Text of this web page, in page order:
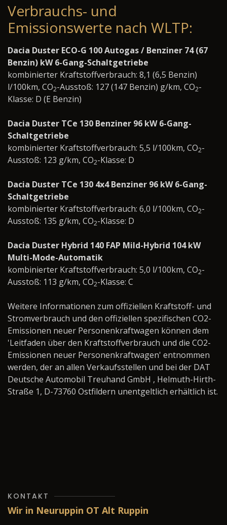
Verbrauchs- und
Emissionswerte nach WLTP:
Dacia Duster ECO-G 100 Autogas / Benziner 74 (67
Benzin) kW 6-Gang-Schaltgetriebe
kombinierter Kraftstoffverbrauch: 8,1 (6,5 Benzin)
l/100km, CO2-Ausstoß: 127 (147 Benzin) g/km, CO2-
Klasse: D (E Benzin)
Dacia Duster TCe 130 Benziner 96 kW 6-Gang-
Schaltgetriebe
kombinierter Kraftstoffverbrauch: 5,5 l/100km, CO2-
Ausstoß: 123 g/km, CO2-Klasse: D
Dacia Duster TCe 130 4x4 Benziner 96 kW 6-Gang-
Schaltgetriebe
kombinierter Kraftstoffverbrauch: 6,0 l/100km, CO2-
Ausstoß: 135 g/km, CO2-Klasse: D
Dacia Duster Hybrid 140 FAP Mild-Hybrid 104 kW
Multi-Mode-Automatik
kombinierter Kraftstoffverbrauch: 5,0 l/100km, CO2-
Ausstoß: 113 g/km, CO2-Klasse: C
Weitere Informationen zum offiziellen Kraftstoff- und
Stromverbrauch und den offiziellen spezifischen CO2-
Emissionen neuer Personenkraftwagen können dem
'Leitfaden über den Kraftstoffverbrauch und die CO2-
Emissionen neuer Personenkraftwagen' entnommen
werden, der an allen Verkaufsstellen und bei der DAT
Deutsche Automobil Treuhand GmbH , Helmuth-Hirth-
Straße 1, D-73760 Ostfildern unentgeltlich erhältlich ist.
KONTAKT
Wir in Neuruppin OT Alt Ruppin